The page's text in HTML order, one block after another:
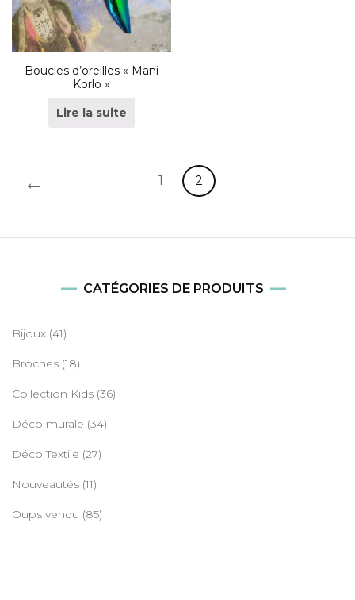
Boucles d’oreilles « Mani
Korlo »
Lire la suite
← 1 2
CATÉGORIES DE PRODUITS
Bijoux (41)
Broches (18)
Collection Kids (36)
Déco murale (34)
Déco Textile (27)
Nouveautés (11)
Oups vendu (85)